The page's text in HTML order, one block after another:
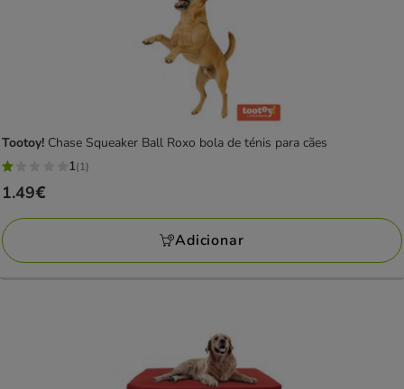
Tootoy! Chase Squeaker Ball Roxo bola de ténis para cães
1
estrelas
com
1
avaliações
1(1)
Preço
1.49€
1.49€
Adicionar